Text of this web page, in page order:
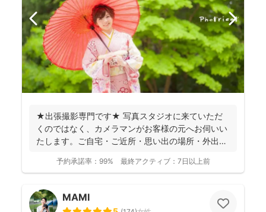
★出張撮影専門です★ 写真スタジオに来ていただ
くのではなく、カメラマンがお客様の元へお伺いい
たします。ご自宅・ご近所・思い出の場所・外出が
予約承諾率： 99% 最終アクティブ： 7日以上前
MAMI